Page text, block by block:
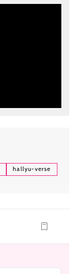
hallyu-verse